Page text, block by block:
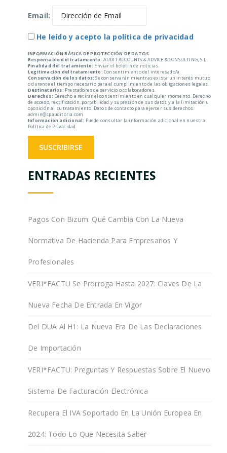
Email:
He leído y acepto la política de privacidad
INFORMACIÓN BÁSICA DE PROTECCIÓN DE DATOS:
Responsable del tratamiento: AUDIT ACCOUNTS & ADVICE & CONSULTING, S.L.
Finalidad del tratamiento: Enviar el boletín de noticias.
Legitimación del tratamiento: Consentimiento del interesado/a.
Conservación de los datos: Se conservarán mientras exista un interés mutuo
o durante el tiempo necesario para el cumplimiento de las obligaciones legales.
Destinatarios: Prestadores de servicio o colaboradores.
Derechos: Derecho a retirar el consentimiento en cualquier momento. Derecho
de acceso, rectificación, portabilidad y supresión de sus datos y a la limitación u
oposición al su tratamiento. Datos de contacto para ejercer sus derechos:
admin@spauditoria.com
Información adicional: Puede consultar la información adicional en nuestra
Política de Privacidad.
ENTRADAS RECIENTES
Pagos Con Bizum: Qué Cambia Con La Nueva
Normativa De Hacienda Para Empresarios Y
Profesionales
VERI*FACTU Se Prorroga Hasta 2027: Claves De La
Nueva Fecha De Entrada En Vigor
Del DUA Al H1: La Nueva Era De Las Declaraciones
De Importación
VERI*FACTU: Preguntas Y Respuestas Sobre El Nuevo
Sistema De Facturación Electrónica
Recupera El IVA Soportado En La Unión Europea En
2024: Todo Lo Que Necesita Saber